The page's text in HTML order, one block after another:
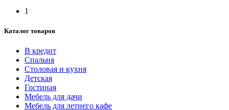
1
Каталог товаров
В кредит
Спальня
Столовая и кухня
Детская
Гостиная
Мебель для дачи
Мебель для летнего кафе